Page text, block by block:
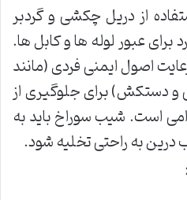
از دریل چکشی و گردبر
برای عبور لوله ها و کابل ها.
اصول ایمنی فردی (مانند
و دستکش) برای جلوگیری از
است. شیب سوراخ باید به
به راحتی تخلیه شود.